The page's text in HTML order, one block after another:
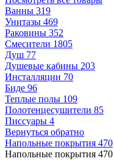
Ванны 319
Унитазы 469
Раковины 352
Смесители 1805
Душ 77
Душевые кабины 203
Инсталляции 70
Биде 96
Теплые полы 109
Полотенцесушители 85
Писсуары 4
Вернуться обратно
Напольные покрытия 470
Напольные покрытия 470